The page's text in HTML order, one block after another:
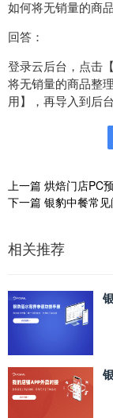
如何将无销量的商
回答：
登录云后台，点击
将无销量的商品整
用】，再导入到后
上一篇 烘焙门店PC
下一篇 银豹中餐常
相关推荐